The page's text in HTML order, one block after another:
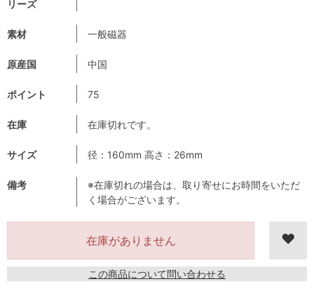
リーズ
素材 一般磁器
原産国 中国
ポイント 75
在庫 在庫切れです。
サイズ 径：160mm 高さ：26mm
備考
※在庫切れの場合は、取り寄せにお時間をいただ
く場合がございます。
在庫がありません
この商品について問い合わせる